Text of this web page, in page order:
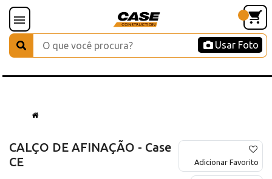
Usar Foto
CALÇO DE AFINAÇÃO - Case
CE
Adicionar Favorito